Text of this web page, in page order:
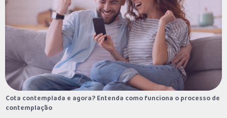
Cota contemplada e agora? Entenda como funciona o processo de
contemplação
E-book Rinoplastia Funcional ou Estética?
12/08/2022
Casar novamente? Veja como se planejar
com o consórcio de serviços.
10/08/2022
Cota contemplada e agora? Entenda como funciona o processo de
contemplação